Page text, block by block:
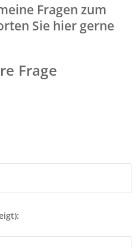
Fragen zum
Sie hier gerne
Frage